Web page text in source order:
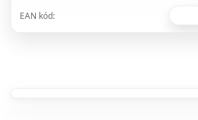
EAN kód: